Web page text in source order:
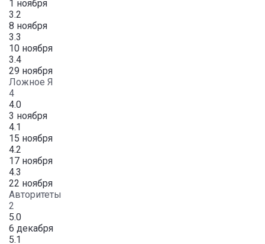
1 ноября
3.2
8 ноября
3.3
10 ноября
3.4
29 ноября
Ложное Я
4
4.0
3 ноября
4.1
15 ноября
4.2
17 ноября
4.3
22 ноября
Авторитеты
2
5.0
6 декабря
5.1